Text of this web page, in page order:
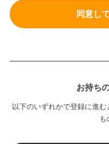
お持ち
以下のいずれかで登録に進む
も